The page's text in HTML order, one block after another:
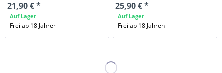
21,90 € *
Auf Lager
Frei ab 18 Jahren
25,90 € *
Auf Lager
Frei ab 18 Jahren